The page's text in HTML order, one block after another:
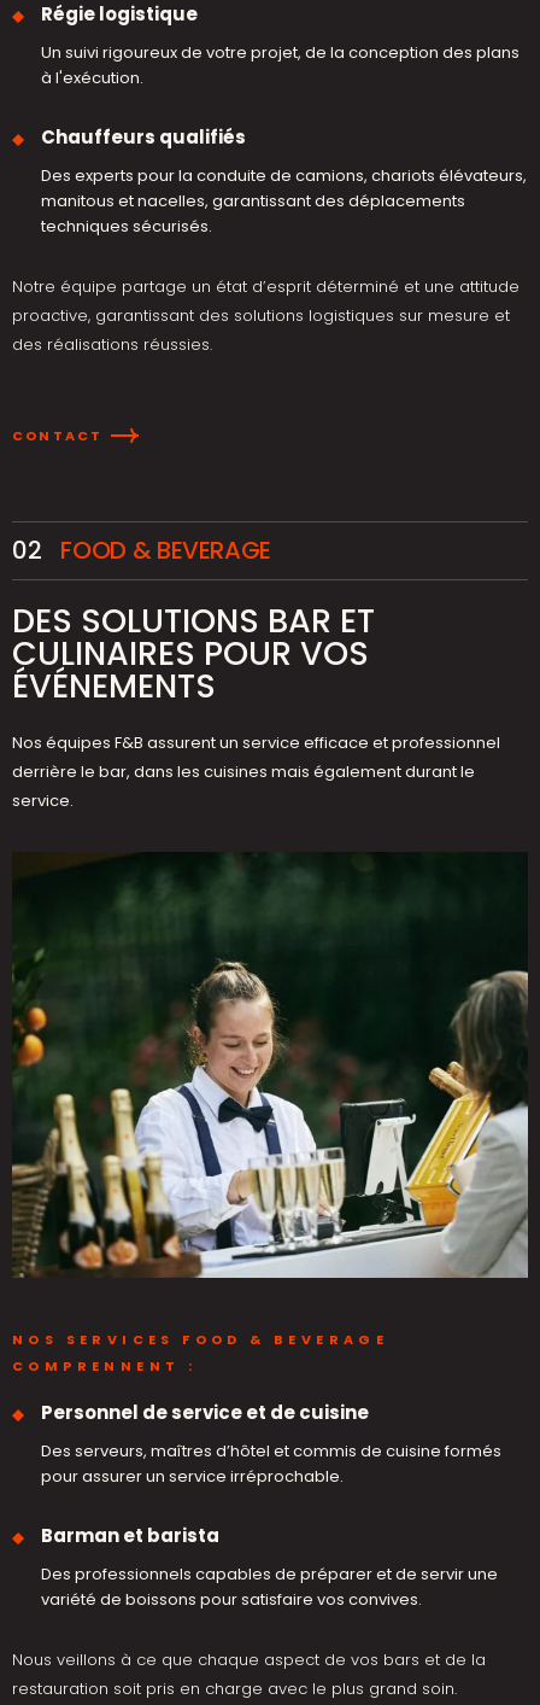
Régie logistique
Un suivi rigoureux de votre projet, de la conception des plans
à l'exécution.
Chauffeurs qualifiés
Des experts pour la conduite de camions, chariots élévateurs,
manitous et nacelles, garantissant des déplacements
techniques sécurisés.
Notre équipe partage un état d’esprit déterminé et une attitude
proactive, garantissant des solutions logistiques sur mesure et
des réalisations réussies.
CONTACT
02 FOOD & BEVERAGE
DES SOLUTIONS BAR ET
CULINAIRES POUR VOS
ÉVÉNEMENTS
Nos équipes F&B assurent un service efficace et professionnel
derrière le bar, dans les cuisines mais également durant le
service.
NOS SERVICES FOOD & BEVERAGE
COMPRENNENT :
Personnel de service et de cuisine
Des serveurs, maîtres d’hôtel et commis de cuisine formés
pour assurer un service irréprochable.
Barman et barista
Des professionnels capables de préparer et de servir une
variété de boissons pour satisfaire vos convives.
Nous veillons à ce que chaque aspect de vos bars et de la
restauration soit pris en charge avec le plus grand soin.